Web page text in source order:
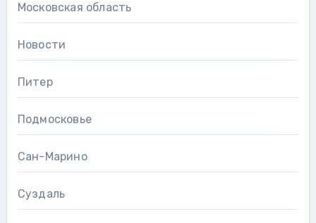
Московская область
Новости
Питер
Подмосковье
Сан-Марино
Суздаль